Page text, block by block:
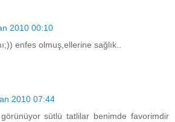
2010 00:10
enfes olmuş,ellerine sağlık..
2010 07:44
sütlü tatlilar benimde favorimdir